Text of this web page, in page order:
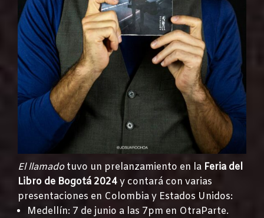
El llamadotuvo un prelanzamiento en la Feria del
Libro de Bogotá 2024y contará con varias
presentaciones en Colombia y Estados Unidos:
Medellín: 7 de junio a las 7pm en OtraParte.